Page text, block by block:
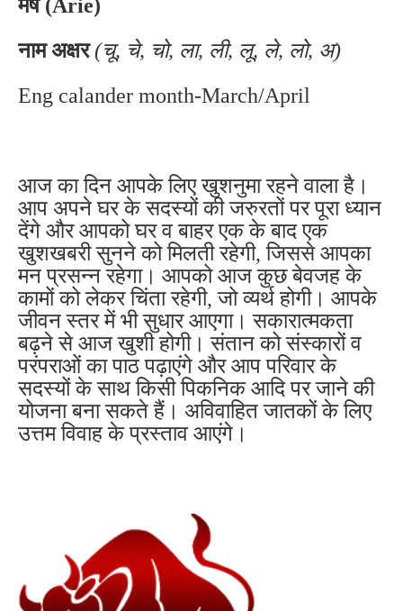
मेष (Arie)
नाम अक्षर (चू, चे, चो, ला, ली, लू, ले, लो, अ)
Eng calander month-March/April
आज का दिन आपके लिए खुशनुमा रहने वाला है।
आप अपने घर के सदस्यों की जरुरतों पर पूरा ध्यान
देंगे और आपको घर व बाहर एक के बाद एक
खुशखबरी सुनने को मिलती रहेगी, जिससे आपका
मन प्रसन्न रहेगा। आपको आज कुछ बेवजह के
कामों को लेकर चिंता रहेगी, जो व्यर्थ होगी। आपके
जीवन स्तर में भी सुधार आएगा। सकारात्मकता
बढ़ने से आज खुशी होगी। संतान को संस्कारों व
परंपराओं का पाठ पढ़ाएंगे और आप परिवार के
सदस्यों के साथ किसी पिकनिक आदि पर जाने की
योजना बना सकते हैं। अविवाहित जातकों के लिए
उत्तम विवाह के प्रस्ताव आएंगे।